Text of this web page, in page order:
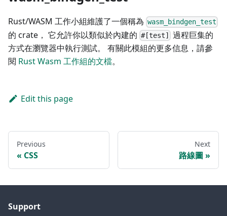
Rust/WASM 工作小組維護了一個稱為 wasm_bindgen_test
的 crate， 它允許你以類似於內建的 #[test]
過程巨集的
方式在瀏覽器中執行測試。 有關此模組的更多信息，請參
閱 Rust Wasm 工作組的文檔。
Edit this page
Previous
CSS
Next
路線圖
Support